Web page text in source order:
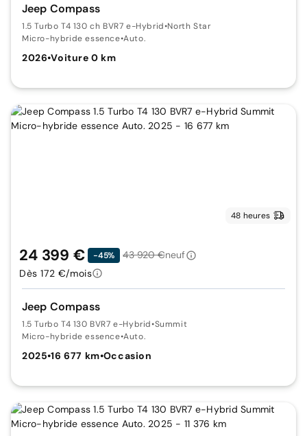
Jeep Compass
1.5 Turbo T4 130 ch BVR7 e-Hybrid•North Star
Micro-hybride essence•Auto.
2026•Voiture 0 km
48 heures
Jeep Compass
1.5 Turbo T4 130 BVR7 e-Hybrid•Summit
Micro-hybride essence•Auto.
2025•16 677 km•Occasion
24 399 € -45% 43 920 €neuf
Dès 172 €/mois